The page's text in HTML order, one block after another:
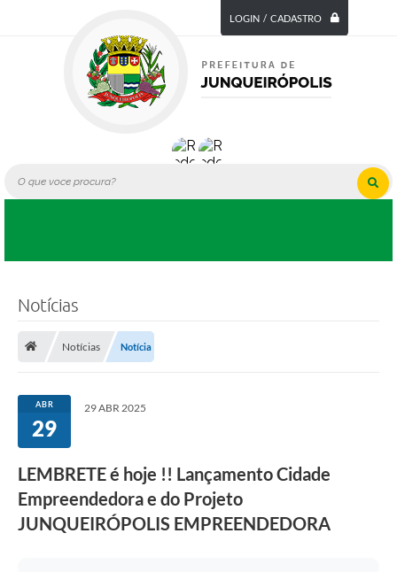
LOGIN / CADASTRO
Notícias
Notícias Notícia
ABR
29
29 ABR 2025
LEMBRETE é hoje !! Lançamento Cidade
Empreendedora e do Projeto
JUNQUEIRÓPOLIS EMPREENDEDORA